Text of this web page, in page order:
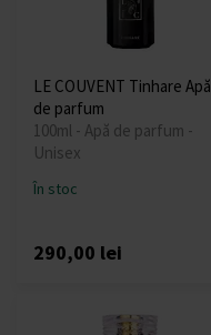
LE COUVENT Tinhare Apă
de parfum
100ml - Apă de parfum -
Unisex
În stoc
290,00 lei